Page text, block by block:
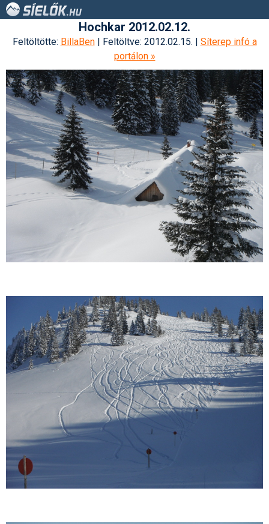
Hochkar 2012.02.12.
Feltöltötte: BillaBen| Feltöltve: 2012.02.15. | Síterep infó a
portálon »